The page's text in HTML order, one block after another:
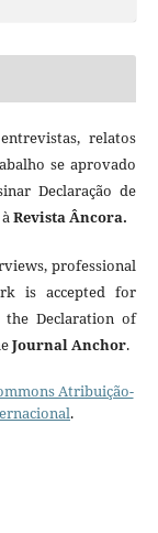
relatos
se aprovado
Declaração de
Revista Âncora.
professional
is accepted for
Declaration of
Journal Anchor.
Atribuição-
.